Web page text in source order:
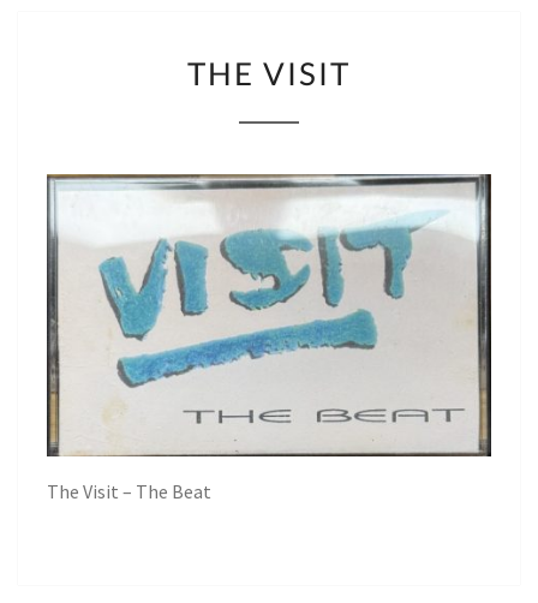
VISIT
THE VISIT
The Visit – The Beat